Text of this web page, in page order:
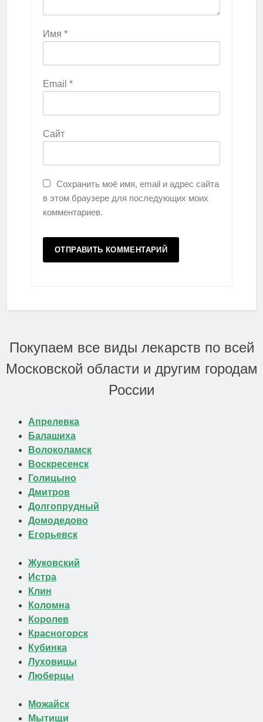
Имя *
Email *
Сайт
Сохранить моё имя, email и адрес сайта
в этом браузере для последующих моих
комментариев.
Покупаем все виды лекарств по всей
Московской области и другим городам
России
Апрелевка
Балашиха
Волоколамск
Воскресенск
Голицыно
Дмитров
Долгопрудный
Домодедово
Егорьевск
Жуковский
Истра
Клин
Коломна
Королев
Красногорск
Кубинка
Луховицы
Люберцы
Можайск
Мытищи